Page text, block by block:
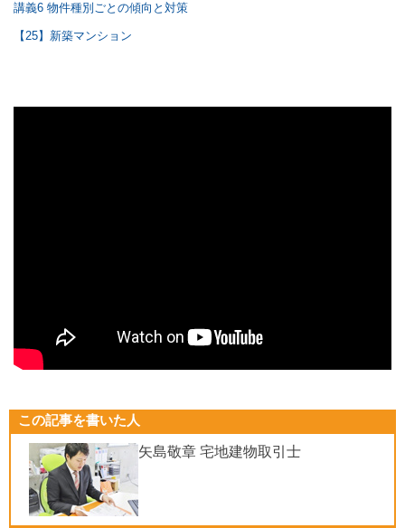
講義6 物件種別ごとの傾向と対策
【25】新築マンション
この記事を書いた人
矢島敬章 宅地建物取引士